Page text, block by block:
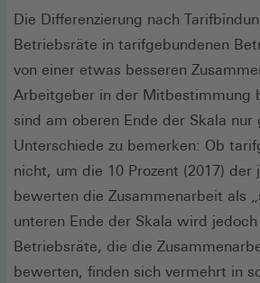
Die Differenzierung nach
Betriebsräte in tarifgebundenen
von einer etwas besseren
Arbeitgeber in der Mitbestimmung
sind am oberen Ende der Skala nur
Unterschiede zu bemerken: Ob
nicht, um die 10 Prozent (2017) der
bewerten die Zusammenarbeit als
unteren Ende der Skala wird
Betriebsräte, die die
bewerten, finden sich vermehrt in